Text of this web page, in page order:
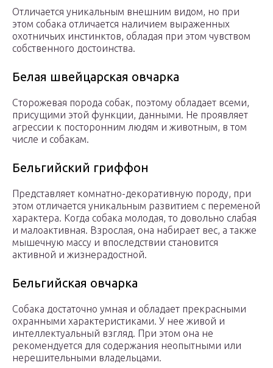
Отличается уникальным внешним видом, но при
этом собака отличается наличием выраженных
охотничьих инстинктов, обладая при этом чувством
собственного достоинства.
Белая швейцарская овчарка
Сторожевая порода собак, поэтому обладает всеми,
присущими этой функции, данными. Не проявляет
агрессии к посторонним людям и животным, в том
числе и собакам.
Бельгийский гриффон
Представляет комнатно-декоративную породу, при
этом отличается уникальным развитием с переменой
характера. Когда собака молодая, то довольно слабая
и малоактивная. Взрослая, она набирает вес, а также
мышечную массу и впоследствии становится
активной и жизнерадостной.
Бельгийская овчарка
Собака достаточно умная и обладает прекрасными
охранными характеристиками. У нее живой и
интеллектуальный взгляд. При этом она не
рекомендуется для содержания неопытными или
нерешительными владельцами.